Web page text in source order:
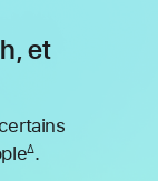
et
∆.